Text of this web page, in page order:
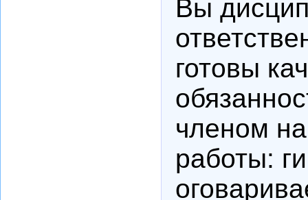
Вы
готовы
членом
работы: